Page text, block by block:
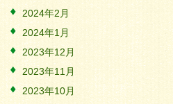
2024年2月
2024年1月
2023年12月
2023年11月
2023年10月